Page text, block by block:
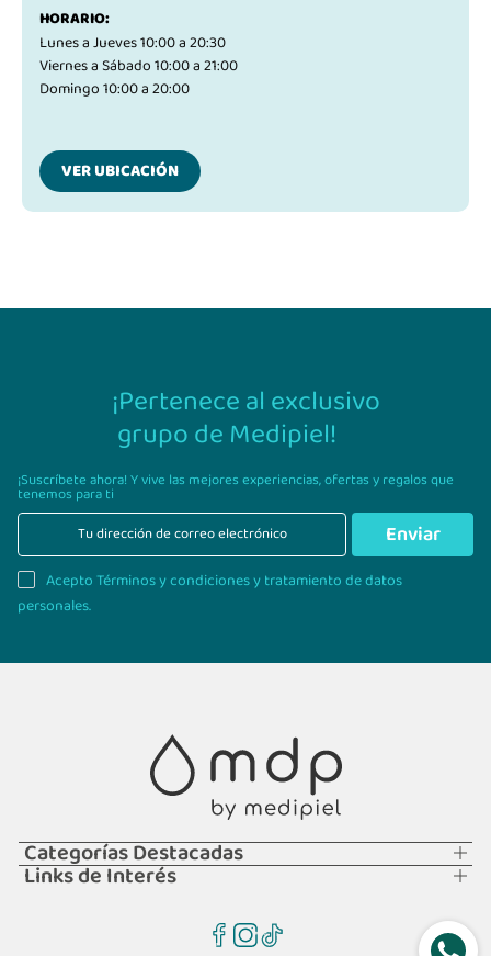
HORARIO:
Lunes a Jueves 10:00 a 20:30
Viernes a Sábado 10:00 a 21:00
Domingo 10:00 a 20:00
VER UBICACIÓN
¡Pertenece al exclusivo
grupo de Medipiel!
¡Suscríbete ahora! Y vive las mejores experiencias,ofertas y regalos que
tenemos para ti
Enviar
Acepto Términos y condiciones y tratamiento de datos
personales.
Categorías Destacadas
Links de Interés